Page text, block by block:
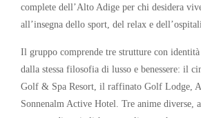
complete dell’Alto Adige per chi desidera
all’insegna dello sport, del relax e
Il gruppo comprende tre strutture con
dalla stessa filosofia di lusso e benessere: il
Golf & Spa Resort, il raffinato Golf Lodge,
Sonnenalm Active Hotel. Tre anime diverse,